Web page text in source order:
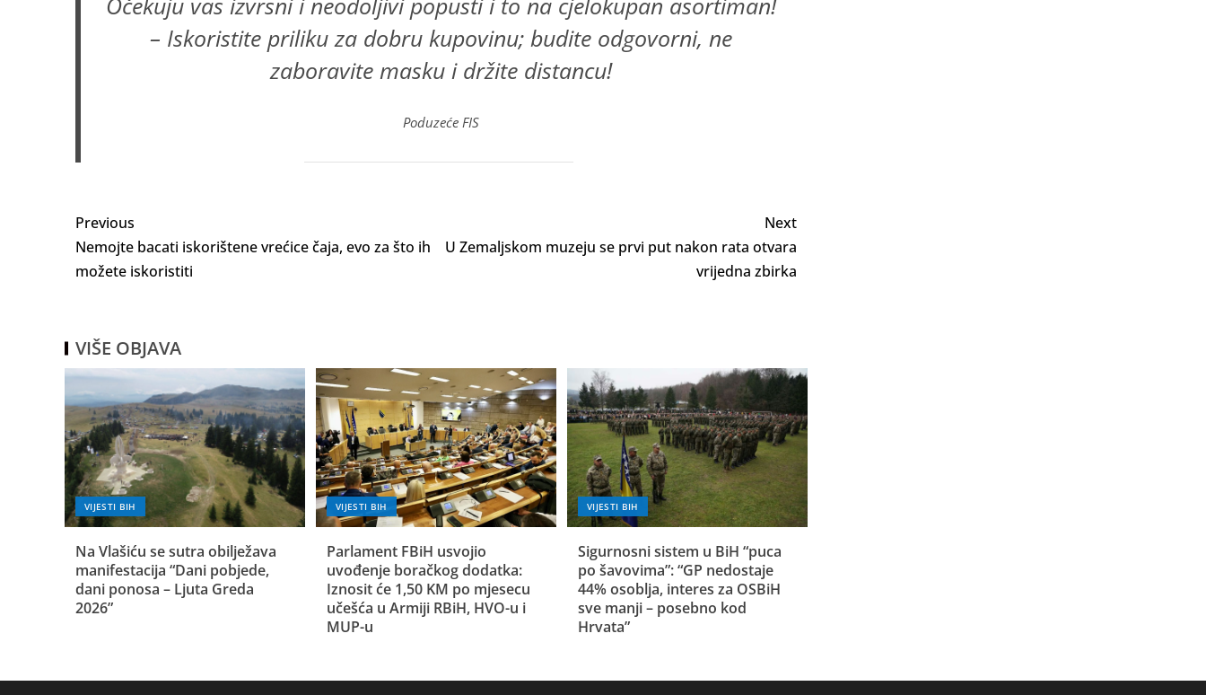
– Iskoristite priliku za dobru kupovinu; budite odgovorni, ne
zaboravite masku i držite distancu!
Poduzeće FIS
Previous
Nemojte bacati iskorištene vrećice čaja, evo za što ih
možete iskoristiti
Next
U Zemaljskom muzeju se prvi put nakon rata otvara
vrijedna zbirka
VIŠE OBJAVA
VIJESTI BIH
Na Vlašiću se sutra obilježava
manifestacija “Dani pobjede,
dani ponosa – Ljuta Greda
2026”
VIJESTI BIH
Parlament FBiH usvojio
uvođenje boračkog dodatka:
Iznosit će 1,50 KM po mjesecu
učešća u Armiji RBiH, HVO-u i
MUP-u
VIJESTI BIH
Sigurnosni sistem u BiH “puca
po šavovima”: “GP nedostaje
44% osoblja, interes za OSBiH
sve manji – posebno kod
Hrvata”